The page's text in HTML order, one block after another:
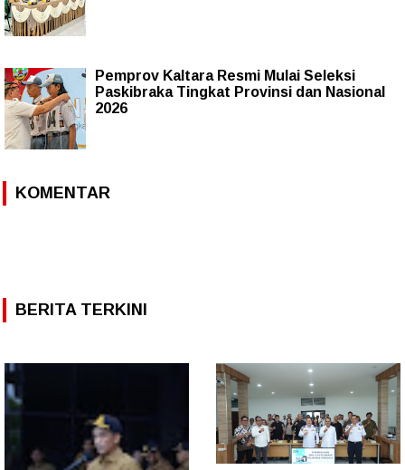
Pemprov Kaltara Resmi Mulai Seleksi
Paskibraka Tingkat Provinsi dan Nasional
2026
KOMENTAR
BERITA TERKINI